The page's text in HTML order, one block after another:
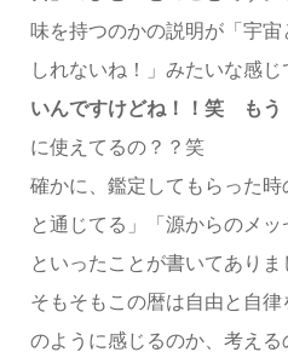
味を持つのかの説明が「宇
しれないね！」みたいな感じ
いんですけどね！！笑 もう
に使えてるの？？笑
確かに、鑑定してもらった
と通じてる」「源からのメッ
といったことが書いてありま
そもそもこの暦は自由と自
のように感じるのか、考え